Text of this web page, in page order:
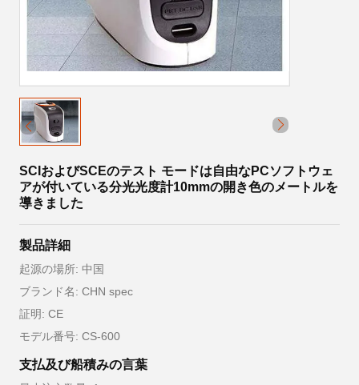
SCIおよびSCEのテスト モードは自由なPCソフトウェ
アが付いている分光光度計10mmの開き色のメートルを
導きました
製品詳細
起源の場所: 中国
ブランド名: CHN spec
証明: CE
モデル番号: CS-600
支払及び船積みの言葉